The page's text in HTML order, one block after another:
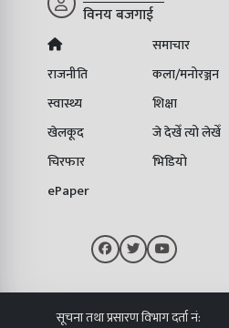
विनय बजगाई
समाचार
राजनीति
कला/मनोरञ्जन
स्वास्थ्य
शिक्षा
खेलकूद
जे देखेँ त्यो लेखेँ
चिरफार
भिडियो
ePaper
सूचना तथा प्रसारण विभाग दर्ता नं: